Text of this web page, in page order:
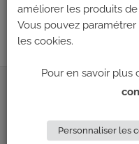
Climb Up (Siège social)
améliorer les produits
Vous pouvez
les cookies.
Pour en savoir plus
Personnaliser les